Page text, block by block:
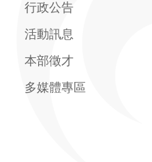
行政公告
活動訊息
本部徵才
多媒體專區